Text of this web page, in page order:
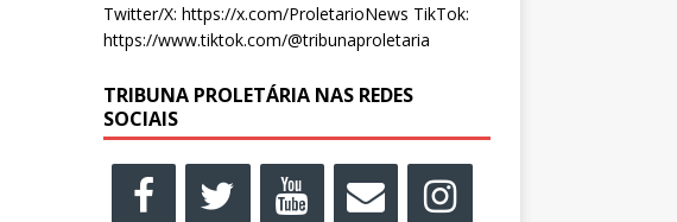
Twitter/X: https://x.com/ProletarioNews TikTok:
https://www.tiktok.com/@tribunaproletaria
TRIBUNA PROLETÁRIA NAS REDES
SOCIAIS